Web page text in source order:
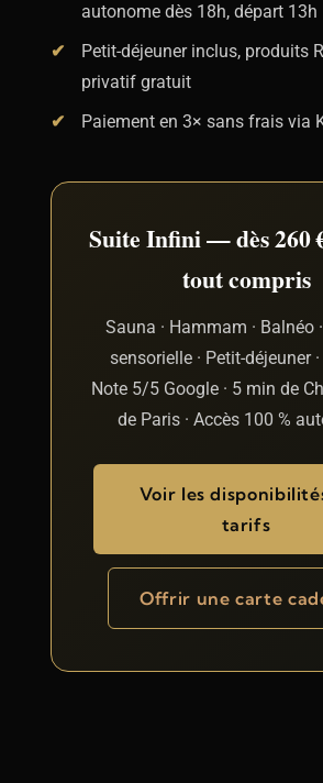
autonome dès 18h, départ 13h
Petit-déjeuner inclus, produits
privatif gratuit
Paiement en 3× sans frais via
Suite Infini — dès 260
tout compris
Sauna · Hammam · Balnéo
sensorielle · Petit-déjeuner
Note 5/5 Google · 5 min de
de Paris · Accès 100 %
Voir les
tarifs
Offrir une carte